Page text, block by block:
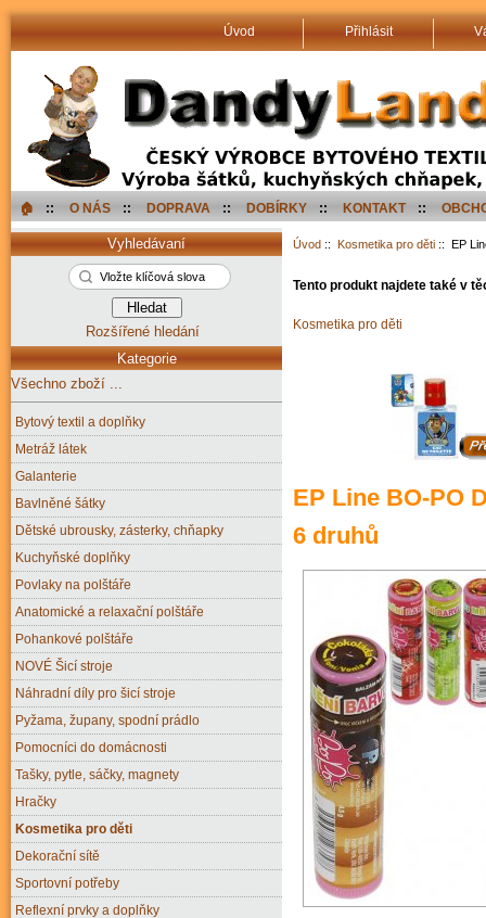
Úvod Přihlásit
🏠︎ :: O NÁS :: DOPRAVA :: DOBÍRKY :: KONTAKT ::
Úvod :: Kosmetika pro děti :: EP
Tento produkt najdete také v
Kosmetika pro děti
EP Line BO-PO
6 druhů
Vyhledávaní
Rozšířené hledání
Kategorie
Všechno zboží ...
Bytový textil a doplňky
Metráž látek
Galanterie
Bavlněné šátky
Dětské ubrousky, zásterky, chňapky
Kuchyňské doplňky
Povlaky na polštáře
Anatomické a relaxační polštáře
Pohankové polštáře
NOVÉ Šicí stroje
Náhradní díly pro šicí stroje
Pyžama, župany, spodní prádlo
Pomocníci do domácnosti
Tašky, pytle, sáčky, magnety
Hračky
Kosmetika pro děti
Dekorační sítě
Sportovní potřeby
Reflexní prvky a doplňky